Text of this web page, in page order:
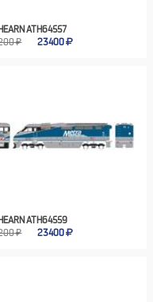
ATH64557
₽
23400
ATH64559
₽
23400